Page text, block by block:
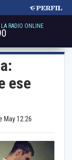
LA RADIO ONLINE
ese
May 12:26